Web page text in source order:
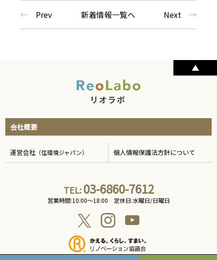
←Prev 新着情報一覧へ Next→
会社概要
運営会社 （住環境ジャパン） 個人情報保護法方針について
TEL:03-6860-7612
営業時間:10:00〜18:00 定休日:水曜日/日曜日